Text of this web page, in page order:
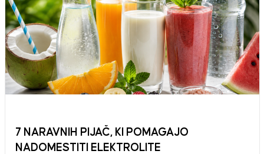
7 NARAVNIH PIJAČ, KI POMAGAJO
NADOMESTITI ELEKTROLITE